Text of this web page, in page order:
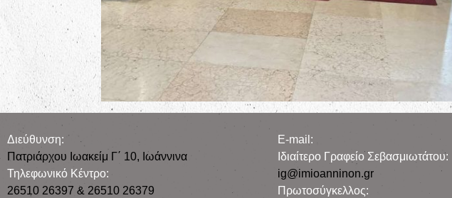
Διεύθυνση:
Πατριάρχου Ιωακείμ Γ΄ 10, Iωάννινα
Τηλεφωνικό Κέντρο:
26510 26397 & 26510 26379
E-mail:
Iδιαίτερο Γραφείο Σεβασμιωτάτου:
ig@imioanninon.gr
Πρωτοσύγκελλος: